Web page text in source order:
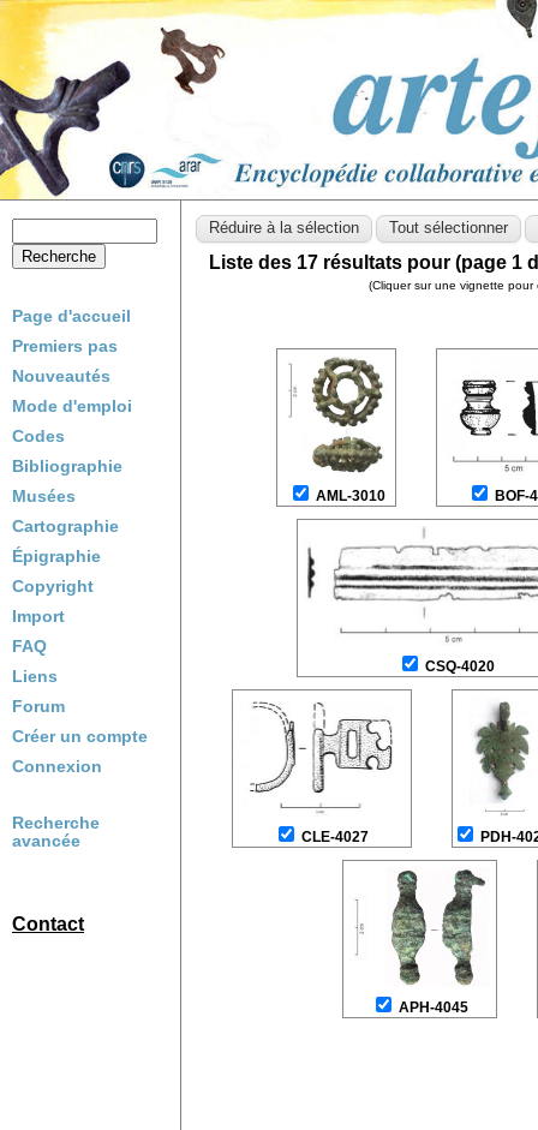
Page d'accueil
Premiers pas
Nouveautés
Mode d'emploi
Codes
Bibliographie
Musées
Cartographie
Épigraphie
Copyright
Import
FAQ
Liens
Forum
Créer un compte
Connexion
Recherche
avancée
Contact
Liste des 17 résultats pour (page 1
(Cliquer sur une vignette
AML-3010 BOF-
CSQ-4020
CLE-4027 PDH-
APH-4045